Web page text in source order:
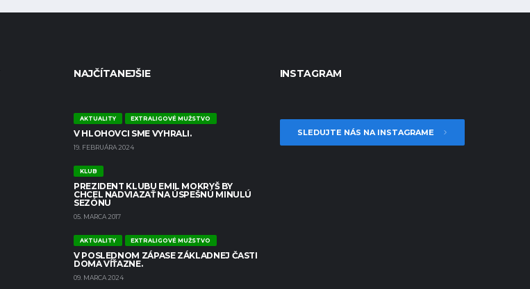
NAJČÍTANEJŠIE
AKTUALITY EXTRALIGOVÉ MUŽSTVO
V HLOHOVCI SME VYHRALI.
19. FEBRUÁRA 2024
KLUB
PREZIDENT KLUBU EMIL MOKRYŠ BY
CHCEL NADVIAZAŤ NA ÚSPEŠNÚ MINULÚ
SEZÓNU
05. MARCA 2017
AKTUALITY EXTRALIGOVÉ MUŽSTVO
V POSLEDNOM ZÁPASE ZÁKLADNEJ ČASTI
DOMA VÍŤAZNE.
09. MARCA 2024
INSTAGRAM
SLEDUJTE NÁS NA INSTAGRAME